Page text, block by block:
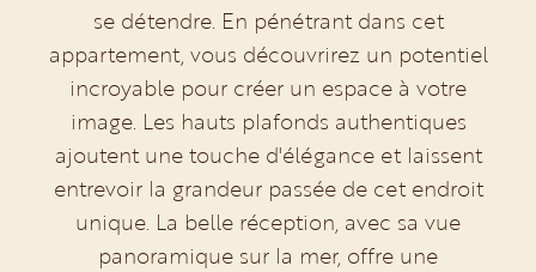
se détendre. En pénétrant dans cet
appartement, vous découvrirez un potentiel
incroyable pour créer un espace à votre
image. Les hauts plafonds authentiques
ajoutent une touche d'élégance et laissent
entrevoir la grandeur passée de cet endroit
unique. La belle réception, avec sa vue
panoramique sur la mer, offre une